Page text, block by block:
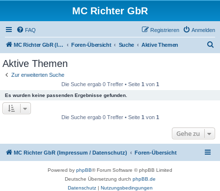
MC Richter GbR
FAQ Anmelden
Registrieren
MC Richter GbR (Impressum / Datenschutz) Foren-Übersicht Suche Aktive Themen
Aktive Themen
Zur erweiterten Suche
Die Suche ergab 0 Treffer • Seite 1 von 1
Es wurden keine passenden Ergebnisse gefunden.
Die Suche ergab 0 Treffer • Seite 1 von 1
Gehe zu
MC Richter GbR (Impressum / Datenschutz) Foren-Übersicht
Powered by phpBB® Forum Software © phpBB Limited
Deutsche Übersetzung durch phpBB.de
Datenschutz| Nutzungsbedingungen